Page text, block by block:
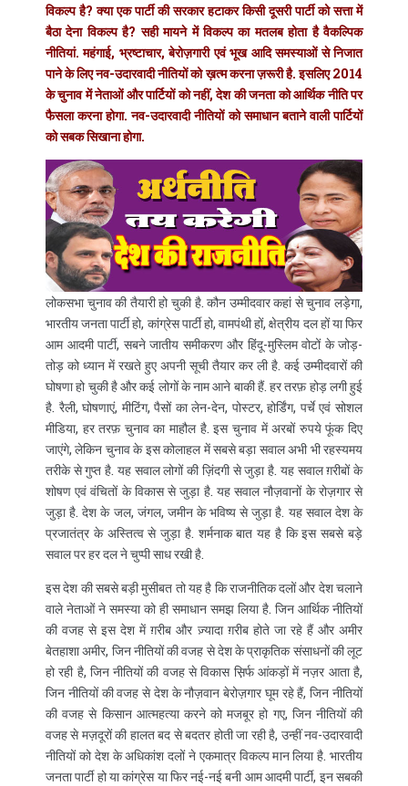
विकल्प है? क्या एक पार्टी की सरकार हटाकर किसी दूसरी पार्टी को सत्ता में
बैठा देना विकल्प है? सही मायने में विकल्प का मतलब होता है वैकल्पिक
नीतियां. महंगाई, भ्रष्टाचार, बेरोज़गारी एवं भूख आदि समस्याओं से निजात
पाने के लिए नव-उदारवादी नीतियों को ख़त्म करना ज़रूरी है. इसलिए 2014
के चुनाव में नेताओं और पार्टियों को नहीं, देश की जनता को आर्थिक नीति पर
फैसला करना होगा. नव-उदारवादी नीतियों को समाधान बताने वाली पार्टियों
को सबक सिखाना होगा.
लोकसभा चुनाव की तैयारी हो चुकी है. कौन उम्मीदवार कहां से चुनाव लड़ेगा,
भारतीय जनता पार्टी हो, कांग्रेस पार्टी हो, वामपंथी हों, क्षेत्रीय दल हों या फिर
आम आदमी पार्टी, सबने जातीय समीकरण और हिंदू-मुस्लिम वोटों के जोड़-
तोड़ को ध्यान में रखते हुए अपनी सूची तैयार कर ली है. कई उम्मीदवारों की
घोषणा हो चुकी है और कई लोगों के नाम आने बाकी हैं. हर तरफ़ होड़ लगी हुई
है. रैली, घोषणाएं, मीटिंग, पैसों का लेन-देन, पोस्टर, होर्डिंग, पर्चे एवं सोशल
मीडिया, हर तरफ़ चुनाव का माहौल है. इस चुनाव में अरबों रुपये फूंक दिए
जाएंगे, लेकिन चुनाव के इस कोलाहल में सबसे बड़ा सवाल अभी भी रहस्यमय
तरीके से गुप्त है. यह सवाल लोगों की ज़िंदगी से जुड़ा है. यह सवाल ग़रीबों के
शोषण एवं वंचितों के विकास से जुड़ा है. यह सवाल नौज़वानों के रोज़गार से
जुड़ा है. देश के जल, जंगल, जमीन के भविष्य से जुड़ा है. यह सवाल देश के
प्रजातंत्र के अस्तित्व से जुड़ा है. शर्मनाक बात यह है कि इस सबसे बड़े
सवाल पर हर दल ने चुप्पी साध रखी है.
इस देश की सबसे बड़ी मुसीबत तो यह है कि राजनीतिक दलों और देश चलाने
वाले नेताओं ने समस्या को ही समाधान समझ लिया है. जिन आर्थिक नीतियों
की वजह से इस देश में ग़रीब और ज़्यादा ग़रीब होते जा रहे हैं और अमीर
बेतहाशा अमीर, जिन नीतियों की वजह से देश के प्राकृतिक संसाधनों की लूट
हो रही है, जिन नीतियों की वजह से विकास स़िर्फ आंकड़ों में नज़र आता है,
जिन नीतियों की वजह से देश के नौज़वान बेरोज़गार घूम रहे हैं, जिन नीतियों
की वजह से किसान आत्महत्या करने को मजबूर हो गए, जिन नीतियों की
वजह से मज़दूरों की हालत बद से बदतर होती जा रही है, उन्हीं नव-उदारवादी
नीतियों को देश के अधिकांश दलों ने एकमात्र विकल्प मान लिया है. भारतीय
जनता पार्टी हो या कांग्रेस या फिर नई-नई बनी आम आदमी पार्टी, इन सबकी